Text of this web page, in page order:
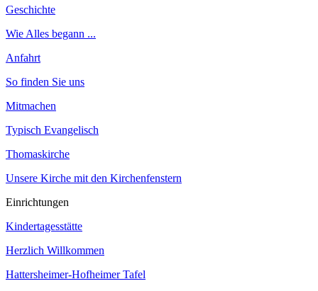
Geschichte
Wie Alles begann ...
Anfahrt
So finden Sie uns
Mitmachen
Typisch Evangelisch
Thomaskirche
Unsere Kirche mit den Kirchenfenstern
Einrichtungen
Kindertagesstätte
Herzlich Willkommen
Hattersheimer-Hofheimer Tafel